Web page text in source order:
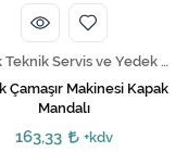
Arçelik Teknik Servis ve Yedek Parça Hizmetleri
Çamaşır Makinesi Kapak
Mandalı
163,33 +kdv